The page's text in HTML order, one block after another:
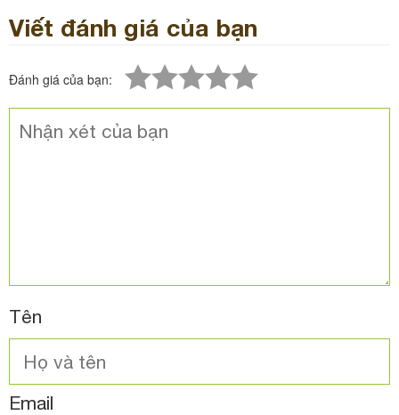
Viết đánh giá của bạn
Đánh giá của bạn:
Tên
Email